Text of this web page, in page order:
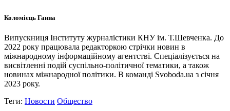
Коломієць Ганна
Випускниця Інституту журналістики КНУ ім. Т.Шевченка. До
2022 року працювала редакторкою стрічки новин в
міжнародному інформаційному агентстві. Спеціалізується на
висвітленні подій суспільно-політичної тематики, а також
новинах міжнародної політики. В команді Svoboda.ua з січня
2023 року.
Теги: Новости Общество